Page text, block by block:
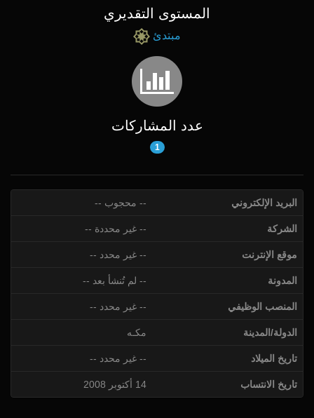
المستوى التقديري
مبتدئ
عدد المشاركات
1
البريد الإلكتروني -- محجوب --
الشركة -- غير محددة --
موقع الإنترنت -- غير محدد --
المدونة -- لم تُنشأ بعد --
المنصب الوظيفي -- غير محدد --
الدولة/المدينة مكـه
تاريخ الميلاد -- غير محدد --
تاريخ الانتساب 14 أكتوبر 2008